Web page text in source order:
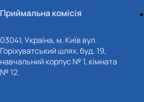
Приймальна комісія
03041, Україна, м. Київ вул.
Горіхуватський шлях, буд. 19,
навчальний корпус № 1, кімната
№ 12.